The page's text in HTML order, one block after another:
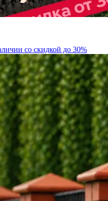
со скидкой до 30%